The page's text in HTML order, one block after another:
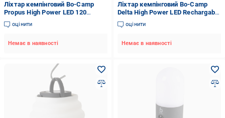
Ліхтар кемпінговий Bo-Camp
Propus High Power LED 120
Lumen Green (5818913)
оцінити
Немає в наявності
Ліхтар кемпінговий Bo-Camp
Delta High Power LED Rechargable
200 Lumen Black/Anthracite
(5818891)
оцінити
Немає в наявності